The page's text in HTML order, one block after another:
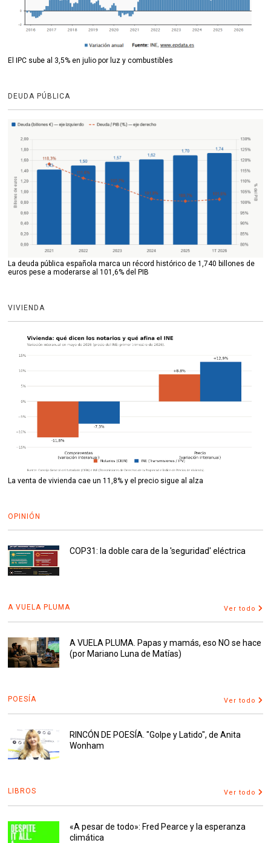
El IPC sube al 3,5% en julio por luz y combustibles
DEUDA PÚBLICA
La deuda pública española marca un récord histórico de 1,740 billones de
euros pese a moderarse al 101,6% del PIB
VIVIENDA
La venta de vivienda cae un 11,8% y el precio sigue al alza
OPINIÓN
COP31: la doble cara de la 'seguridad' eléctrica
A VUELA PLUMA Ver todo
A VUELA PLUMA. Papas y mamás, eso NO se hace
(por Mariano Luna de Matías)
POESÍA Ver todo
RINCÓN DE POESÍA. "Golpe y Latido", de Anita
Wonham
LIBROS Ver todo
«A pesar de todo»: Fred Pearce y la esperanza
climática